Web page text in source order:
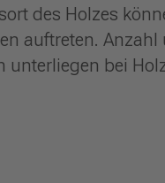
des Holzes
auftreten. Anzahl
unterliegen bei